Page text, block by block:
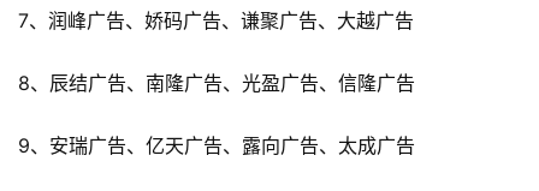
7、润峰广告、娇码广告、谦聚广告、大越广告
8、辰结广告、南隆广告、光盈广告、信隆广告
9、安瑞广告、亿天广告、露向广告、太成广告